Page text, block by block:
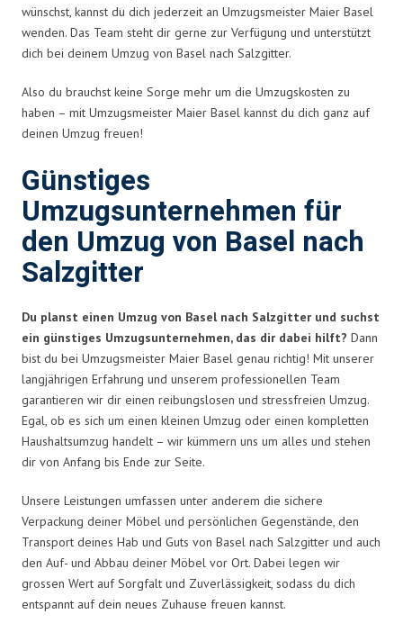
wünschst, kannst du dich jederzeit an Umzugsmeister Maier Basel
wenden. Das Team steht dir gerne zur Verfügung und unterstützt
dich bei deinem Umzug von Basel nach Salzgitter.
Also du brauchst keine Sorge mehr um die Umzugskosten zu
haben – mit Umzugsmeister Maier Basel kannst du dich ganz auf
deinen Umzug freuen!
Günstiges
Umzugsunternehmen für
den Umzug von Basel nach
Salzgitter
Du planst einen Umzug von Basel nach Salzgitter und suchst
ein günstiges Umzugsunternehmen, das dir dabei hilft? Dann
bist du bei Umzugsmeister Maier Basel genau richtig! Mit unserer
langjährigen Erfahrung und unserem professionellen Team
garantieren wir dir einen reibungslosen und stressfreien Umzug.
Egal, ob es sich um einen kleinen Umzug oder einen kompletten
Haushaltsumzug handelt – wir kümmern uns um alles und stehen
dir von Anfang bis Ende zur Seite.
Unsere Leistungen umfassen unter anderem die sichere
Verpackung deiner Möbel und persönlichen Gegenstände, den
Transport deines Hab und Guts von Basel nach Salzgitter und auch
den Auf- und Abbau deiner Möbel vor Ort. Dabei legen wir
grossen Wert auf Sorgfalt und Zuverlässigkeit, sodass du dich
entspannt auf dein neues Zuhause freuen kannst.